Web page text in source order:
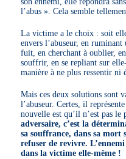
l’abus ». Cela semble
La victime a le choix : soit
envers l’abuseur, en
fuit, en cherchant à oublier,
souffrir, en se repliant sur
manière à ne plus ressentir ni
Mais ces deux solutions sont
l’abuseur. Certes, il
nouvelle est qu’il n’est pas
adversaire, c’est la
sa souffrance, dans sa
refuser de revivre.
dans la victime elle-même !